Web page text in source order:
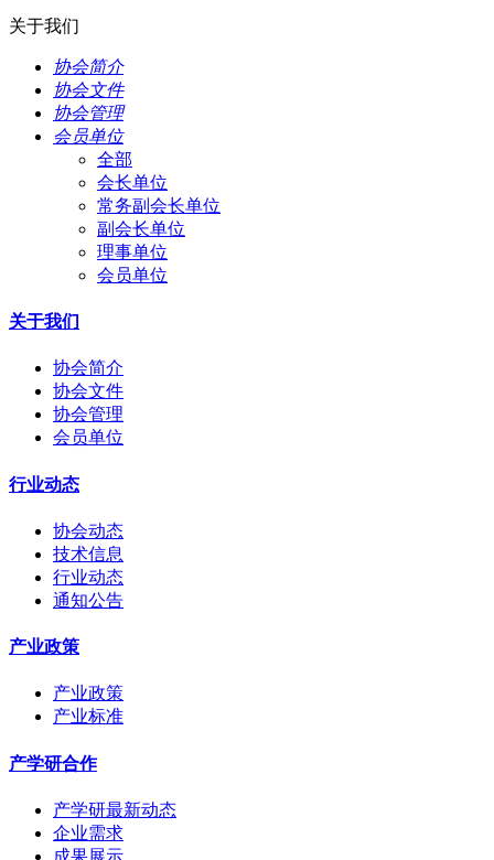
关于我们
协会简介
协会文件
协会管理
会员单位
全部
会长单位
常务副会长单位
副会长单位
理事单位
会员单位
关于我们
协会简介
协会文件
协会管理
会员单位
行业动态
协会动态
技术信息
行业动态
通知公告
产业政策
产业政策
产业标准
产学研合作
产学研最新动态
企业需求
成果展示